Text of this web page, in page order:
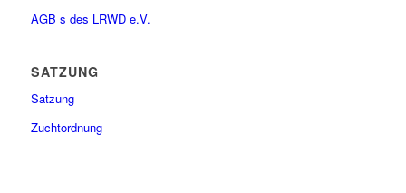
AGB s des LRWD e.V.
SATZUNG
Satzung
Zuchtordnung